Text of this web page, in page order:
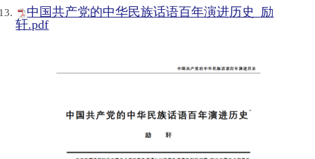
中国共产党的中华民族话语百年演进历史_励
轩.pdf